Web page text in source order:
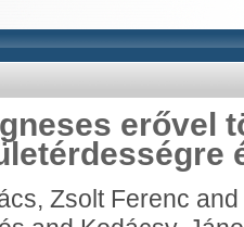
erővel
Zsolt Ferenc and